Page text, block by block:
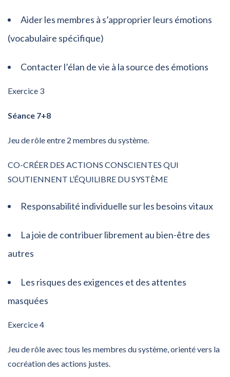
Aider les membres à s’approprier leurs émotions
(vocabulaire spécifique)
Contacter l’élan de vie à la source des émotions
Exercice 3
Séance 7+8
Jeu de rôle entre 2 membres du système.
CO-CRÉER DES ACTIONS CONSCIENTES QUI
SOUTIENNENT L’ÉQUILIBRE DU SYSTÈME
Responsabilité individuelle sur les besoins vitaux
La joie de contribuer librement au bien-être des
autres
Les risques des exigences et des attentes
masquées
Exercice 4
Jeu de rôle avec tous les membres du système, orienté vers la
cocréation des actions justes.